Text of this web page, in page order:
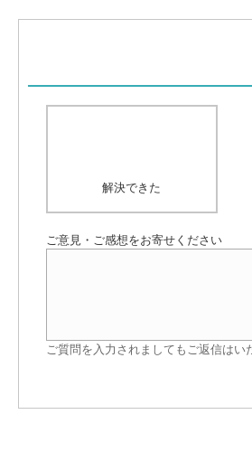
解決できた
ご意見・ご感想をお寄せください
ご質問を入力されましてもご返信はい